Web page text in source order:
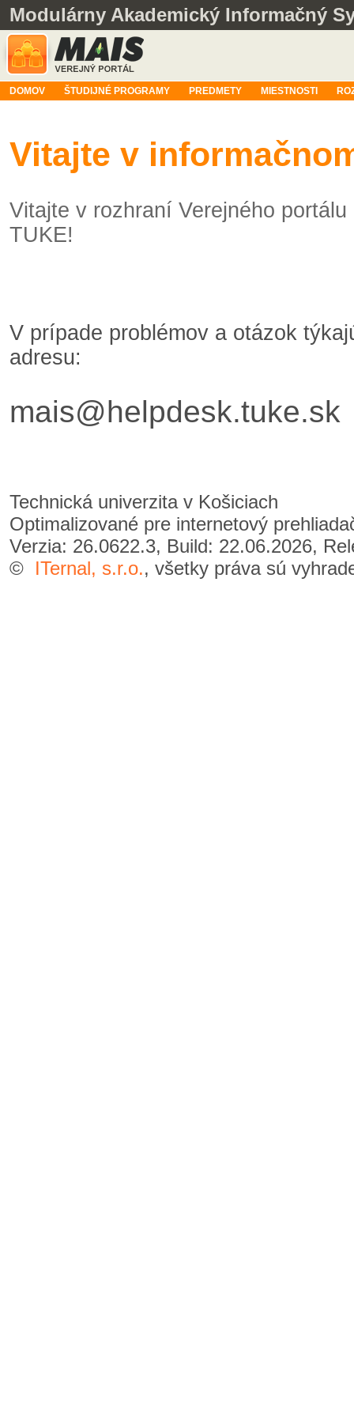
Modulárny Akademický Informačný
DOMOV ŠTUDIJNÉ PROGRAMY PREDMETY MIESTNOSTI
Vitajte v
Vitajte v rozhraní Verejného
TUKE!
V prípade problémov a otázok
adresu:
mais@helpdesk.tuke.sk
Technická univerzita v Košiciach
Optimalizované pre internetový
Verzia: 26.0622.3, Build: 22.06.2026,
© ITernal, s.r.o., všetky práva sú